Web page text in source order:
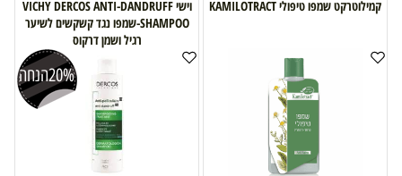
קמילוטרקט שמפו טיפולי KAMILOTRACT
וישי VICHY DERCOS ANTI-DANDRUFF
SHAMPOO-שמפו נגד קשקשים לשיער
רגיל ושמן דרקוס
20%הנחה